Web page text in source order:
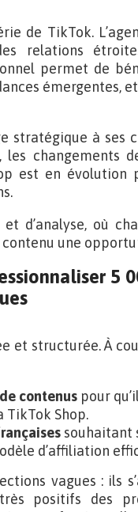
de TikTok.
relations
permet de
émergentes,
stratégique à ses
les changements
est en évolution
d’analyse, où
une
5
et structurée. À
contenus pour
Shop.
souhaitant
d’affiliation
vagues : ils
positifs des